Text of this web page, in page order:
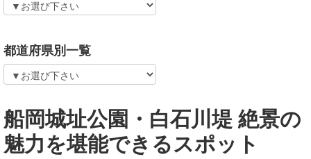
都道府県別一覧
船岡城址公園・白石川堤 絶景の
魅力を堪能できるスポット